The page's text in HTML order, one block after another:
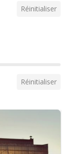
Réinitialiser
Réinitialiser